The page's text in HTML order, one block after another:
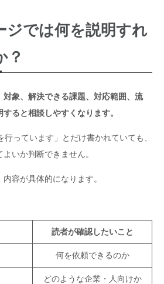
ジでは何を説明すれ
？
象、解決できる課題、対応範囲、流
ると相談しやすくなります。
っています」とだけ書かれていても、
いか判断できません。
容が具体的になります。
読者が確認したいこと
何を依頼できるのか
どのような企業・人向けか